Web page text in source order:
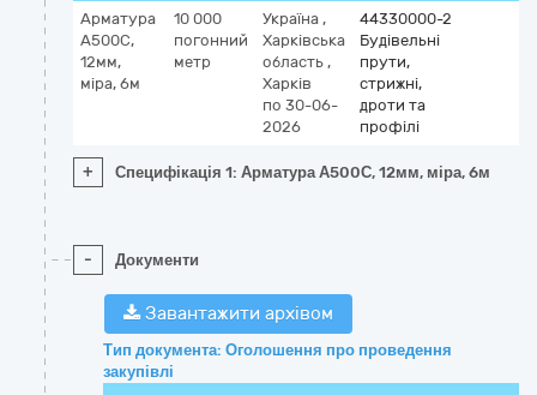
Арматура
А500С,
12мм,
міра, 6м
10 000
погонний
метр
Україна ,
Харківська
область ,
Харків
по 30-06-
2026
44330000-2
Будівельні
прути,
стрижні,
дроти та
профілі
+ Специфікація 1: Арматура А500С, 12мм, міра, 6м
- Документи
Завантажити архівом
Тип документа: Оголошення про проведення
закупівлі